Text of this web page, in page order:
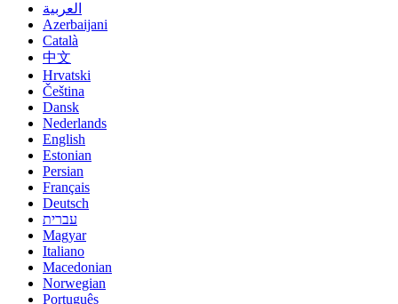
العربية
Azerbaijani
Català
中文
Hrvatski
Čeština
Dansk
Nederlands
English
Estonian
Persian
Français
Deutsch
עברית
Magyar
Italiano
Macedonian
Norwegian
Português